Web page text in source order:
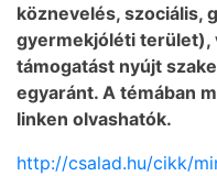
köznevelés, szociális,
gyermekjóléti terület),
támogatást nyújt
egyaránt. A témában
linken olvashatók.
http://csalad.hu/cikk/